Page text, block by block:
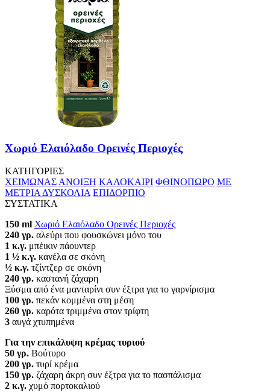
Χωριό Ελαιόλαδο Ορεινές Περιοχές
ΚΑΤΗΓΟΡΙΕΣ
ΧΕΙΜΩΝΑΣΑΝΟΙΞΗ ΚΑΛΟΚΑΙΡΙ ΦΘΙΝΟΠΩΡΟ ΜΕ
ΜΕΤΡΙΑ ΔΥΣΚΟΛΙΑ ΕΠΙΔΟΡΠΙΟ
ΣΥΣΤΑΤΙΚΑ
150 ml Χωριό Ελαιόλαδο Ορεινές Περιοχές
240 γρ. αλεύρι που φουσκώνει μόνο του
1 κ.γ. μπέικιν πάουντερ
1 ½ κ.γ. κανέλα σε σκόνη
½ κ.γ. τζίντζερ σε σκόνη
240 γρ. καστανή ζάχαρη
Ξύσμα από ένα μανταρίνι συν έξτρα για το γαρνίρισμα
100 γρ. πεκάν κομμένα στη μέση
260 γρ. καρότα τριμμένα στον τρίφτη
3 αυγά χτυπημένα
Για την επικάλυψη κρέμας τυριού
50 γρ. Bούτυρο
200 γρ. τυρί κρέμα
150 γρ. ζάχαρη άκρη συν έξτρα για το πασπάλισμα
2 κ.γ. χυμό πορτοκαλιού